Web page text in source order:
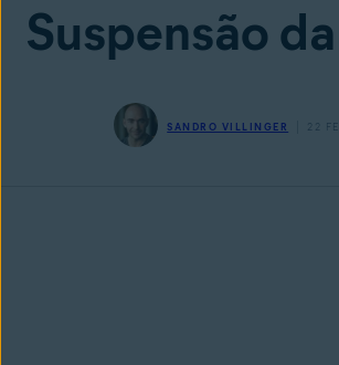
Suspensão
SANDRO VILLINGER 22